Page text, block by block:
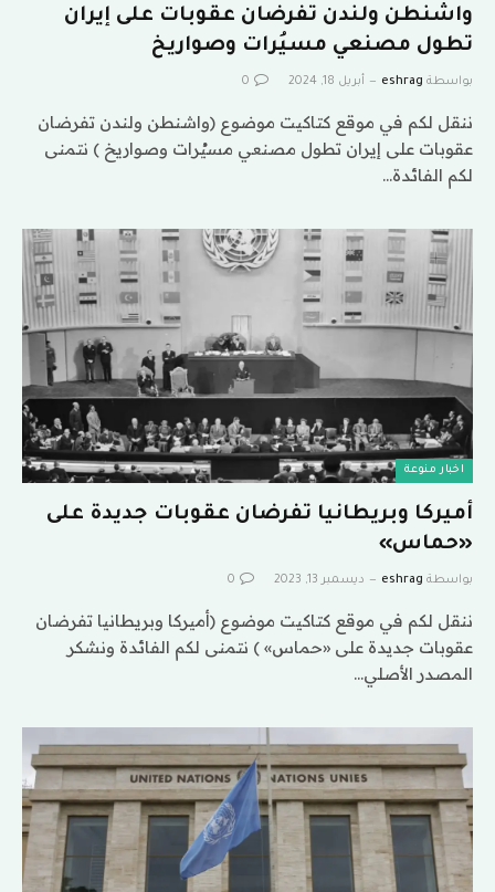
واشنطن ولندن تفرضان عقوبات على إيران
تطول مصنعي مسيُرات وصواريخ
بواسطة eshrag أبريل 18, 2024 0
ننقل لكم في موقع كتاكيت موضوع (واشنطن ولندن تفرضان
عقوبات على إيران تطول مصنعي مسيُرات وصواريخ ) نتمنى
لكم الفائدة…
اخبار منوعة
أميركا وبريطانيا تفرضان عقوبات جديدة على
«حماس»
بواسطة eshrag ديسمبر 13, 2023 0
ننقل لكم في موقع كتاكيت موضوع (أميركا وبريطانيا تفرضان
عقوبات جديدة على «حماس» ) نتمنى لكم الفائدة ونشكر
المصدر الأصلي…